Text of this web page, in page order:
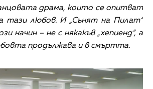
драма, които се опитват
тази любов. И „Сънят на Пилат“
начин – не с някакъв „хепиенд“, а
продължава и в смъртта.